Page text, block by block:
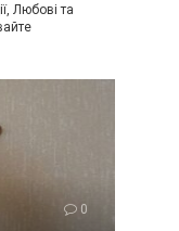
Любові та
0